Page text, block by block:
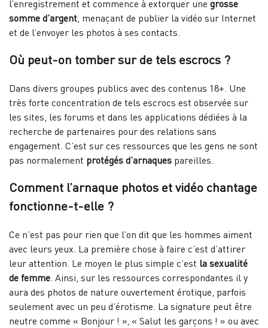
l’enregistrement et commence à extorquer une grosse
somme d’argent, menaçant de publier la vidéo sur Internet
et de l’envoyer les photos à ses contacts.
Où peut-on tomber sur de tels escrocs ?
Dans divers groupes publics avec des contenus 18+. Une
très forte concentration de tels escrocs est observée sur
les sites, les forums et dans les applications dédiées à la
recherche de partenaires pour des relations sans
engagement. C’est sur ces ressources que les gens ne sont
pas normalement protégés d’arnaques pareilles.
Comment l’arnaque photos et vidéo chantage
fonctionne-t-elle ?
Ce n’est pas pour rien que l’on dit que les hommes aiment
avec leurs yeux. La première chose à faire c’est d’attirer
leur attention. Le moyen le plus simple c’est la sexualité
de femme. Ainsi, sur les ressources correspondantes il y
aura des photos de nature ouvertement érotique, parfois
seulement avec un peu d’érotisme. La signature peut être
neutre comme « Bonjour ! », « Salut les garçons ! » ou avec